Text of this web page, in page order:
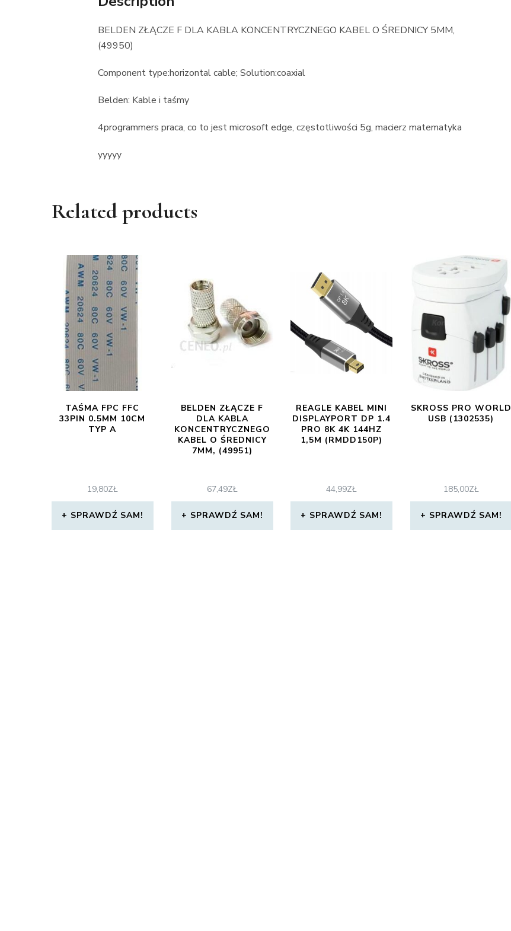
BELDEN ZŁĄCZE F DLA KABLA KONCENTRYCZNEGO KABEL O ŚREDNICY 5MM,
(49950)
Component type:horizontal cable; Solution:coaxial
Belden: Kable i taśmy
4programmers praca, co to jest microsoft edge, częstotliwości 5g, macierz matematyka
yyyyy
Related products
TAŚMA FPC FFC
33PIN 0.5MM 10CM
TYP A
19,80ZŁ
SPRAWDŹ SAM!
BELDEN ZŁĄCZE F
DLA KABLA
KONCENTRYCZNEGO
KABEL O ŚREDNICY
7MM, (49951)
67,49ZŁ
SPRAWDŹ SAM!
REAGLE KABEL MINI
DISPLAYPORT DP 1.4
PRO 8K 4K 144HZ
1,5M (RMDD150P)
44,99ZŁ
SPRAWDŹ SAM!
SKROSS PRO WORLD
USB (1302535)
185,00ZŁ
SPRAWDŹ SAM!